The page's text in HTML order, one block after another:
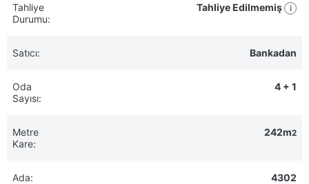
Tahliye
Durumu:
Tahliye Edilmemiş i
Satıcı: Bankadan
Oda
Sayısı:
4 + 1
Metre
Kare:
242m2
Ada: 4302